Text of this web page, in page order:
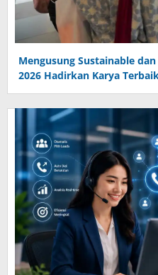
Mengusung Sustainable
2026 Hadirkan Karya